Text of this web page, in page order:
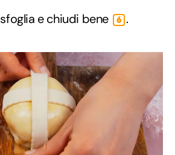
e chiudi bene 6 .